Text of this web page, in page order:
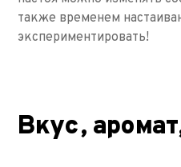
также временем
экспериментировать!
Вкус,